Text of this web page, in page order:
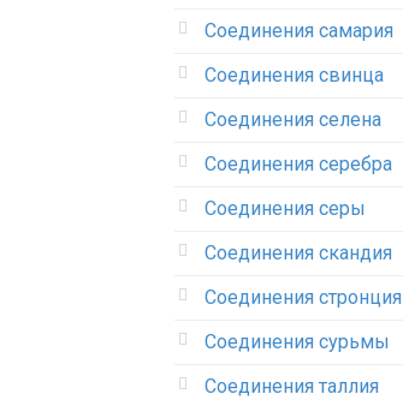
Соединения самария‎
Соединения свинца‎
Соединения селена‎
Соединения серебра‎
Соединения серы‎
Соединения скандия
Соединения стронция‎
Соединения сурьмы
Соединения таллия‎